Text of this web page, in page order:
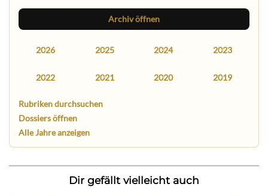
Archiv öffnen
2026 2025 2024 2023
2022 2021 2020 2019
Rubriken durchsuchen
Dossiers öffnen
Alle Jahre anzeigen
Dir gefällt vielleicht auch